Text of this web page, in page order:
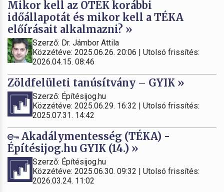
Mikor kell az OTÉK korábbi
időállapotát és mikor kell a TÉKA
előírásait alkalmazni? »
Szerző: Dr. Jámbor Attila
Közzétéve: 2025.06.26. 20:06 | Utolsó frissítés:
2026.04.15. 08:46
Zöldfelületi tanúsítvány – GYIK »
Szerző: Építésijog.hu
Közzétéve: 2025.06.29. 16:32 | Utolsó frissítés:
2025.07.31. 14:42
Akadálymentesség (TÉKA) -
Építésijog.hu GYIK (14.) »
Szerző: Építésijog.hu
Közzétéve: 2025.06.30. 09:32 | Utolsó frissítés:
2026.03.24. 11:02